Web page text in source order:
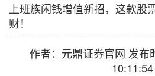
上班族闲钱增值新招，这款股
财！
作者：元鼎证券官网 发布
10:11:54